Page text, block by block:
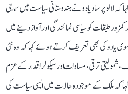
لالو پرساد یادو نے ہندوستانی سیاست میں سماجی
طبقات کو سیاسی نمائندگی اور آواز دینے میں
یادو کی بھی تعریف کرتے ہوئے کہا کہ وہ نئی
شمولیتی ترقی، مساوات اور سیکولر اقدار کے عزم
کہ ملک کے موجودہ حالات میں ایسی سیاست کی